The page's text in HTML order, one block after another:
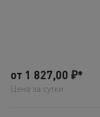
от 1 827,00 ₽*
Цена за сутки